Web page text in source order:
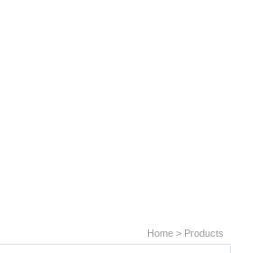
Home > Products